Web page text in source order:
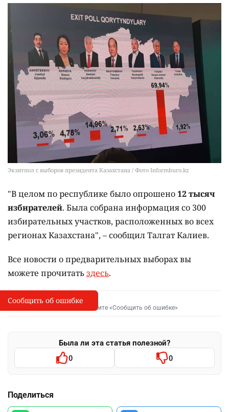
Экзитпол с выборов президента Казахстана / Фото Informburo.kz
"В целом по республике было опрошено12 тысяч
избирателей. Была собрана информация со 300
избирательных участков, расположенных во всех
регионах Казахстана", – сообщил Талгат Калиев.
Все новости о предварительных выборах вы
можете прочитатьздесь.
I
Сообщить об опечатке
Выделите фрагмент и нажмите «Сообщить об ошибке»
Была ли эта статья полезной?
0 0
Поделиться
Сообщить об ошибке